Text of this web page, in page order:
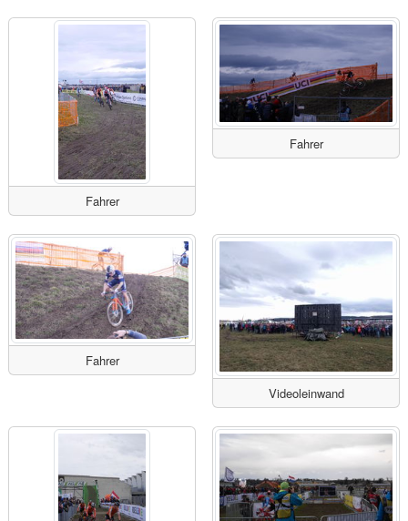
Fahrer
Fahrer
Fahrer
Videoleinwand